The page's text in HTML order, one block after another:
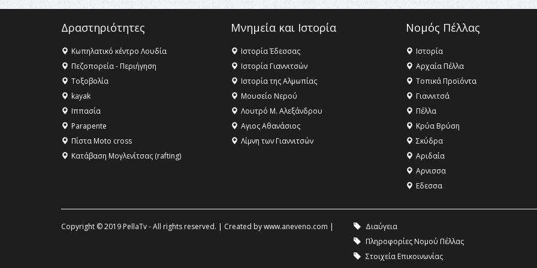
Δραστηριότητες
Κωπηλατικό κέντρο Λουδία
Πεζοπορεία - Περιήγηση
Τοξοβολία
kayak
Ιππασία
Parapente
Πίστα Moto cross
Κατάβαση Μογλενίτσας (rafting)
Μνημεία και Ιστορία
Ιστορία Έδεσσας
Ιστορία Γιαννιτσών
Ιστορία της Αλμωπίας
Μουσείο Νερού
Λουτρό Μ. Αλεξάνδρου
Αγιος Αθανάσιος
Λίμνη των Γιαννιτσών
Νομός Πέλλας
Ιστορία
Αρχαία Πέλλα
Τοπικά Προϊόντα
Γιαννιτσά
Πέλλα
Κρύα Βρύση
Σκύδρα
Αριδαία
Aρνισσα
Eδεσσα
Copyright © 2019 PellaTv - All rights reserved. | Created bywww.aneveno.com | Διαύγεια
Πληροφορίες Νομού Πέλλας
Στοιχεία Επικοινωνίας